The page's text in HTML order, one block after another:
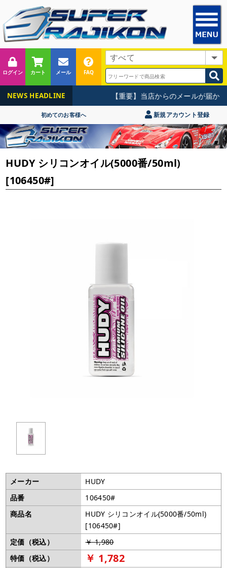
ログイン カート メール FAQ
NEWS HEADLINE 【重要】当店からのメールが届か
初めてのお客様へ 新規アカウント登録
HUDY シリコンオイル(5000番/50ml)
[106450#]
メーカー
HUDY
品番
106450#
商品名
HUDY シリコンオイル(5000番/50ml)
[106450#]
定価（税込）
￥ 1,980
特価（税込）
￥ 1,782